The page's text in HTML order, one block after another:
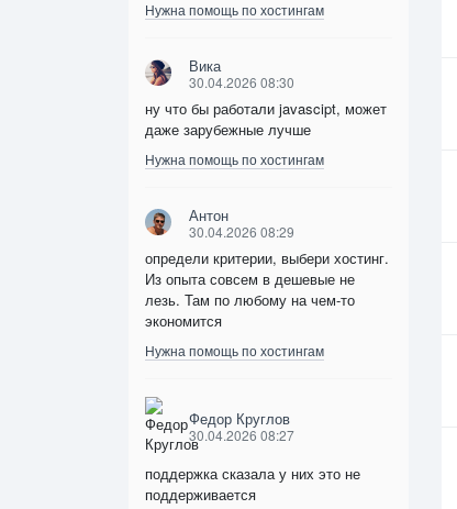
Нужна помощь по хостингам
Вика
30.04.2026 08:30
ну что бы работали javascipt, может
даже зарубежные лучше
Нужна помощь по хостингам
Антон
30.04.2026 08:29
определи критерии, выбери хостинг.
Из опыта совсем в дешевые не
лезь. Там по любому на чем-то
экономится
Нужна помощь по хостингам
Федор Круглов
30.04.2026 08:27
поддержка сказала у них это не
поддерживается